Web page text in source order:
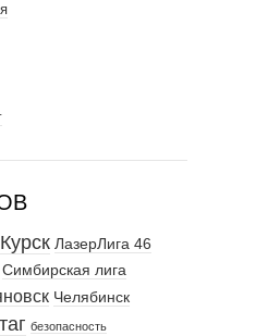
Курск ЛазерЛига 46
Симбирская лига
Челябинск
безопасность